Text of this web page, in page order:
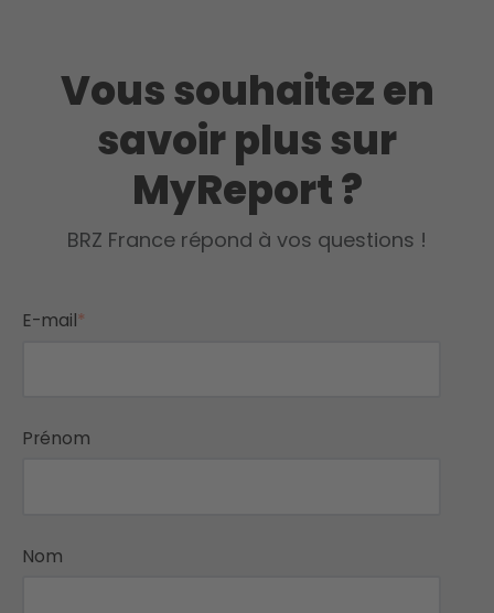
Vous souhaitez en
savoir plus sur
MyReport ?
BRZ France répond à vos questions !
E-mail*
Prénom
Nom